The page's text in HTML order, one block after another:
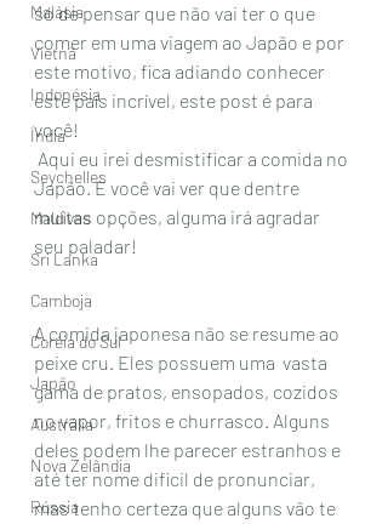
Malásia
Vietnã
Indonésia
Índia
Seychelles
Maldivas
Sri Lanka
Camboja
Coréia do Sul
Japão
Austrália
Nova Zelândia
Rússia
só de pensar que não vai ter o que
comer em uma viagem ao Japão e por
este motivo, fica adiando conhecer
este país incrível, este post é para
você!
Japão. E você vai ver que dentre
muitas opções, alguma irá agradar
seu paladar!
A comida japonesa não se resume ao
peixe cru. Eles possuem uma  vasta
gama de pratos, ensopados, cozidos
no vapor, fritos e churrasco. Alguns
deles podem lhe parecer estranhos e
até ter nome dificil de pronunciar,
mas tenho certeza que alguns vão te